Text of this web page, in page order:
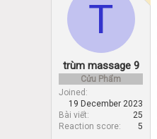
r
d
T
trùm massage 9
Cửu Phẩm
Joined
19 December 2023
Bài viết
25
Reaction score
5